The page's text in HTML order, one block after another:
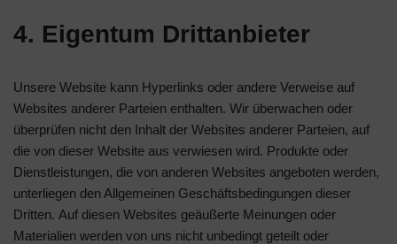
4. Eigentum Drittanbieter
Unsere Website kann Hyperlinks oder andere Verweise auf
Websites anderer Parteien enthalten. Wir überwachen oder
überprüfen nicht den Inhalt der Websites anderer Parteien, auf
die von dieser Website aus verwiesen wird. Produkte oder
Dienstleistungen, die von anderen Websites angeboten werden,
unterliegen den Allgemeinen Geschäftsbedingungen dieser
Dritten. Auf diesen Websites geäußerte Meinungen oder
Materialien werden von uns nicht unbedingt geteilt oder